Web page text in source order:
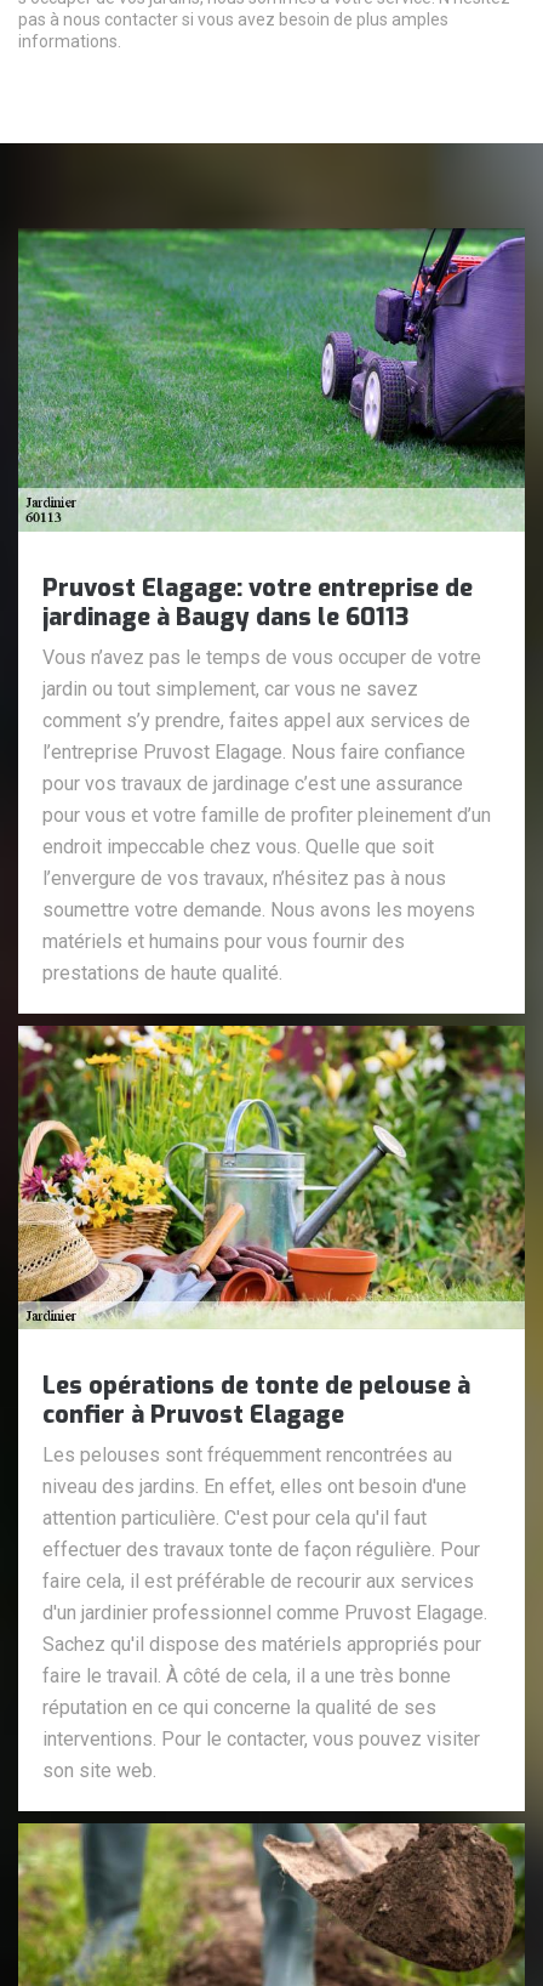
pas à nous contacter si vous avez besoin de plus amples
informations.
Pruvost Elagage: votre entreprise de
jardinage à Baugy dans le 60113
Vous n’avez pas le temps de vous occuper de votre
jardin ou tout simplement, car vous ne savez
comment s’y prendre, faites appel aux services de
l’entreprise Pruvost Elagage. Nous faire confiance
pour vos travaux de jardinage c’est une assurance
pour vous et votre famille de profiter pleinement d’un
endroit impeccable chez vous. Quelle que soit
l’envergure de vos travaux, n’hésitez pas à nous
soumettre votre demande. Nous avons les moyens
matériels et humains pour vous fournir des
prestations de haute qualité.
Les opérations de tonte de pelouse à
confier à Pruvost Elagage
Les pelouses sont fréquemment rencontrées au
niveau des jardins. En effet, elles ont besoin d'une
attention particulière. C'est pour cela qu'il faut
effectuer des travaux tonte de façon régulière. Pour
faire cela, il est préférable de recourir aux services
d'un jardinier professionnel comme Pruvost Elagage.
Sachez qu'il dispose des matériels appropriés pour
faire le travail. À côté de cela, il a une très bonne
réputation en ce qui concerne la qualité de ses
interventions. Pour le contacter, vous pouvez visiter
son site web.